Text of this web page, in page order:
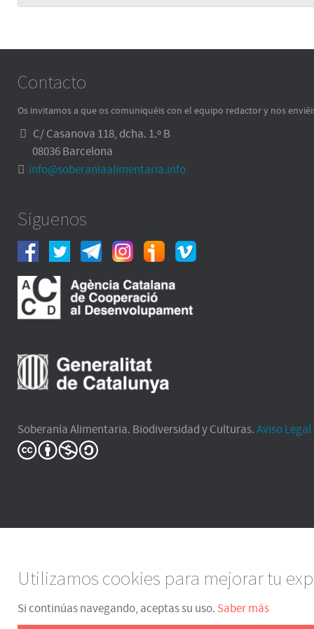
Contacto
Os invitamos a que os comuniquéis con el equipo redactor y nos
C/ Casanova 118, dcha. 1.º B
08036 Barcelona
info@soberaniaalimentaria.info
Síguenos
Soberanía Alimentaria. Biodiversidad y Culturas.Aviso Legal
Utilizamos cookies para mejorar tu
Si continúas navegando, aceptas su uso. Saber más